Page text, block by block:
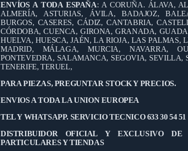
ENVÍOS A TODA ESPAÑA: A CORUÑA. ÁLAVA,
ALMERÍA, ASTURIAS, ÁVILA, BADAJOZ,
BURGOS, CASERES, CÁDIZ, CANTABRIA,
CÓRDOBA, CUENCA, GIRONA, GRANADA,
HUELVA, HUESCA, JAÉN, LA RIOJA, LAS PALMAS,
MADRID, MÁLAGA, MURCIA, NAVARRA,
PONTEVEDRA, SALAMANCA, SEGOVIA, SEVILLA,
TENERIFE, TERUEL,
PARA PIEZAS, PREGUNTAR STOCK Y PRECIOS.
ENVIOS A TODA LA UNION EUROPEA
TEL Y WHATSAPP. SERVICIO TECNICO 633 30 54 51
DISTRIBUIDOR OFICIAL Y EXCLUSIVO
PARTICULARES Y TIENDAS